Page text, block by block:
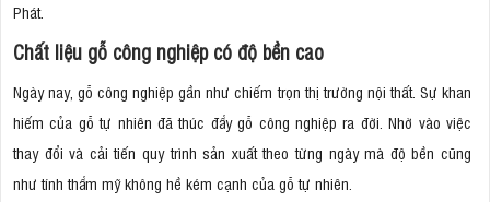
Phát.
Chất liệu gỗ công nghiệp có độ bền cao
Ngày nay, gỗ công nghiệp gần như chiếm trọn thị trường nội thất. Sự khan
hiếm của gỗ tự nhiên đã thúc đẩy gỗ công nghiệp ra đời. Nhờ vào việc
thay đổi và cải tiến quy trình sản xuất theo từng ngày mà độ bền cũng
như tính thẩm mỹ không hề kém cạnh của gỗ tự nhiên.